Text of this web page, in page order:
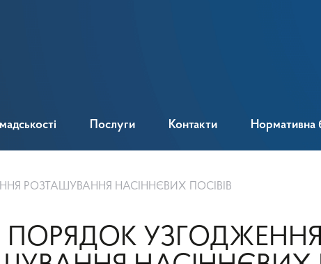
Послуги Контакти Нормативна
РОЗТАШУВАННЯ НАСІННЄВИХ ПОСІВІВ
ПОРЯДОК УЗГОДЖЕННЯ